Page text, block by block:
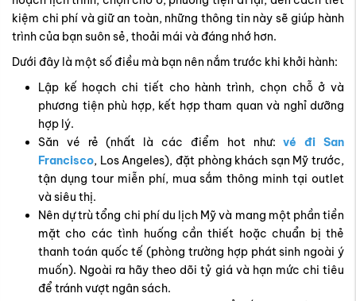
Săn vé rẻ (nhất là các điểm hot như:vé đi San
Francisco, Los Angeles), đặt phòng khách sạn Mỹ trước,
tận dụng tour miễn phí, mua sắm thông minh tại outlet
và siêu thị.
Nên dự trù tổng chi phí du lịch Mỹ và mang một phần tiền
mặt cho các tình huống cần thiết hoặc chuẩn bị thẻ
thanh toán quốc tế (phòng trường hợp phát sinh ngoài ý
muốn). Ngoài ra hãy theo dõi tỷ giá và hạn mức chi tiêu
để tránh vượt ngân sách.
Lên lịch tham quan theo khu vực để tiết kiệm thời gian,
kết hợp các địa điểm gần nhau; tránh đi quá dày đặc để
không quá tải.
Tuân thủ luật giao thông, bảo vệ tài sản cá nhân, tránh
các khu vực nguy hiểm; mua bảo hiểm du lịch, tiêm
chủng đầy đủ, dự trù thuốc men cơ bản.
Tham khảo ý kiến từ những người đã đi, hỏi thông tin từ